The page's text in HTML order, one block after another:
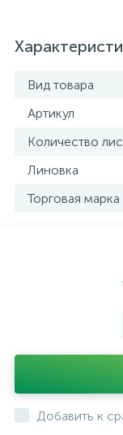
Вид товара
Артикул
Количество
Линовка
Торговая марка
Добавить к